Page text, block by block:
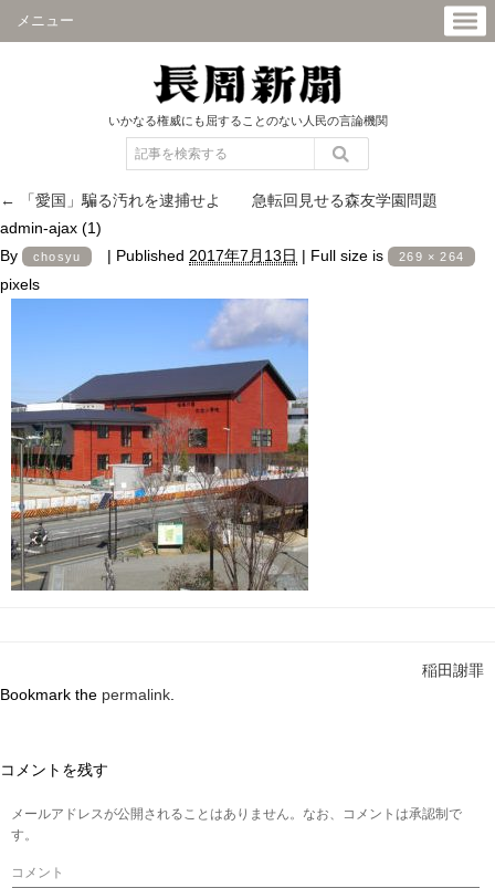
メニュー
いかなる権威にも屈することのない人民の言論機関
←
「愛国」騙る汚れを逮捕せよ 急転回見せる森友学園問題
admin-ajax (1)
By
chosyu | Published 2017年7月13日 | Full size is 269 × 264
pixels
稲田謝罪
Bookmark the permalink
コメントを残す
メールアドレスが公開されることはありません。なお、コメントは承認制で
す。
コメント